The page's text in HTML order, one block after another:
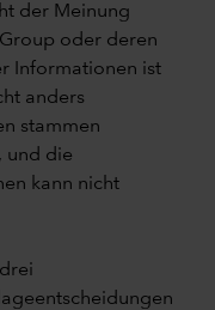
der Meinung
oder deren
Informationen ist
anders
stammen
und die
kann nicht